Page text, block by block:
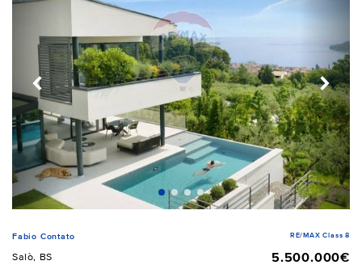
Fabio Contato RE/MAX Class 8
Salò, BS
5.500.000€